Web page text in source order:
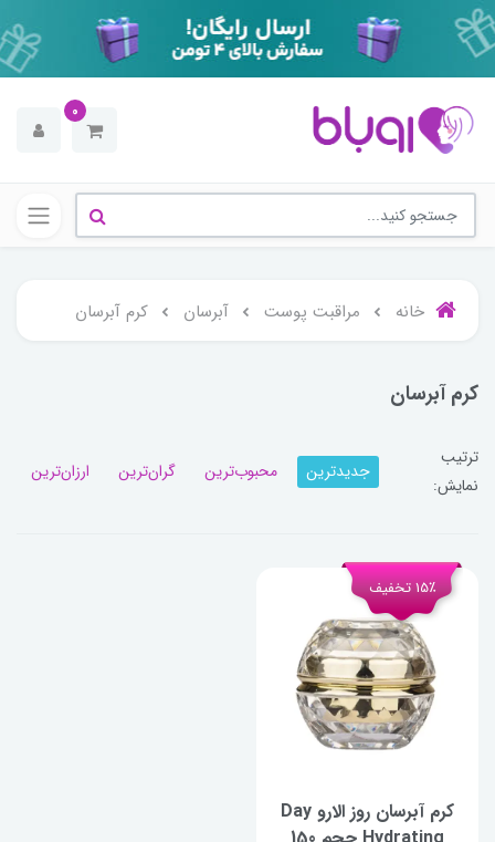
0
خانه مراقبت پوست آبرسان کرم آبرسان
کرم آبرسان
ترتیب
نمایش:
جدیدترین محبوب‌ترین گران‌ترین ارزان‌ترین
کرم آبرسان روز الارو Day
15٪ تخفیف